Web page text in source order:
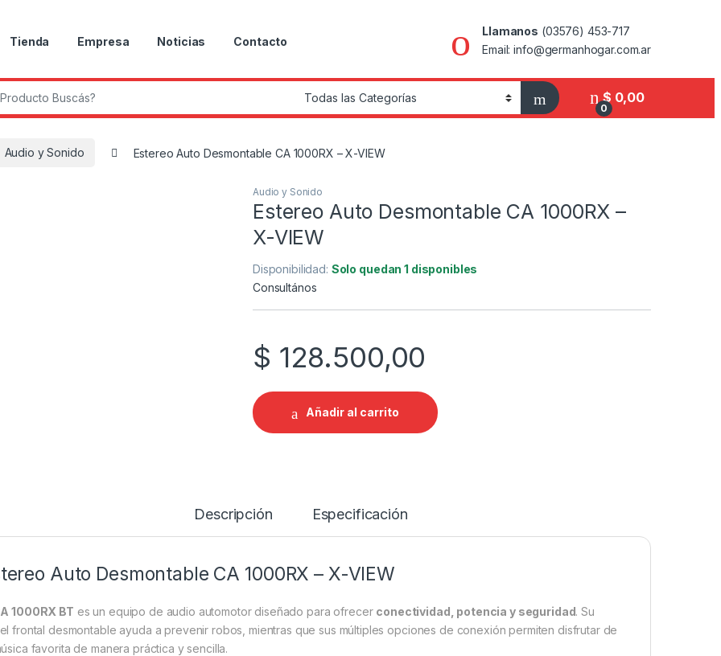
Tienda Empresa Noticias Contacto
Llamanos (03576) 453-717
Email: info@germanhogar.com.ar
0
$ 0,00
Audio y Sonido Estereo Auto Desmontable CA 1000RX – X-VIEW
Audio y Sonido
Estereo Auto Desmontable CA 1000RX –
X-VIEW
Disponibilidad: Solo quedan 1 disponibles
Consultános
$ 128.500,00
Añadir al carrito
Descripción Especificación
Auto Desmontable CA 1000RX – X-VIEW
1000RX BT es un equipo de audio automotor diseñado para ofrecer conectividad, potencia y seguridad. Su
frontal desmontable ayuda a prevenir robos, mientras que sus múltiples opciones de conexión permiten disfrutar de
favorita de manera práctica y sencilla.